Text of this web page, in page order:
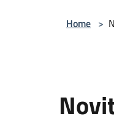
Home >